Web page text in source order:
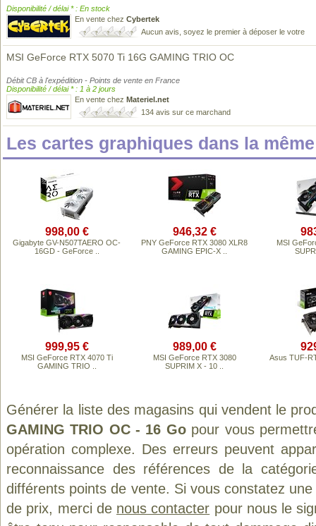
Disponibilité / délai * : En stock
En vente chez Cybertek
Aucun avis, soyez le premier à déposer le votre
MSI GeForce RTX 5070 Ti 16G GAMING TRIO OC
Débit CB à l'expédition - Points de vente en France
Disponibilité / délai * : 1 à 2 jours
En vente chez Materiel.net
134 avis sur ce marchand
Les cartes graphiques dans la
998,00 €
Gigabyte GV-N507TAERO OC-
16GD - GeForce ..
946,32 €
PNY GeForce RTX 3080 XLR8
GAMING EPIC-X ..
MSI
999,95 €
MSI GeForce RTX 4070 Ti
GAMING TRIO ..
989,00 €
MSI GeForce RTX 3080
SUPRIM X - 10 ..
Asus TUF-
Générer la liste des magasins qui vendent le
GAMING TRIO OC - 16 Gopour vous
opération complexe. Des erreurs peuvent
reconnaissance des références de la
différents points de vente. Si vous constatez
de prix, merci de nous contacter pour nous le